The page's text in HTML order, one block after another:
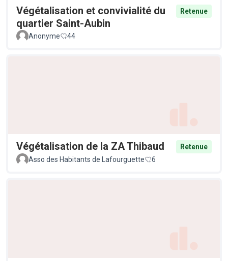
Végétalisation et convivialité du
quartier Saint-Aubin
Retenue
Anonyme 44
Végétalisation de la ZA Thibaud
Retenue
Asso des Habitants de Lafourguette
6